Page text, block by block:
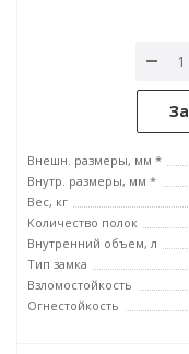
Внешн. размеры, мм *
Внутр. размеры, мм *
Вес, кг
Количество полок
Внутренний объем, л
Тип замка
Взломостойкость
Огнестойкость